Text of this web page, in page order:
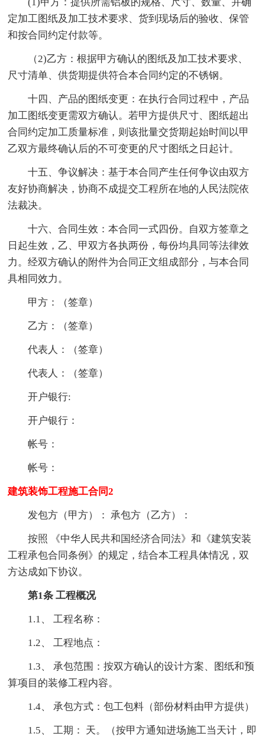
定加工图纸及加工技术要求、货到现场后的验收、保管
和按合同约定付款等。
（2)乙方：根据甲方确认的图纸及加工技术要求、
尺寸清单、供货期提供符合本合同约定的不锈钢。
十四、产品的图纸变更：在执行合同过程中，产品
加工图纸变更需双方确认。若甲方提供尺寸、图纸超出
合同约定加工质量标准，则该批量交货期起始时间以甲
乙双方最终确认后的不可变更的尺寸图纸之日起计。
十五、争议解决：基于本合同产生任何争议由双方
友好协商解决，协商不成提交工程所在地的人民法院依
法裁决。
十六、合同生效：本合同一式四份。自双方签章之
日起生效，乙、甲双方各执两份，每份均具同等法律效
力。经双方确认的附件为合同正文组成部分，与本合同
具相同效力。
甲方：（签章）
乙方：（签章）
代表人：（签章）
代表人：（签章）
开户银行:
开户银行：
帐号：
帐号：
建筑装饰工程施工合同2
发包方（甲方）： 承包方（乙方）：
按照 《中华人民共和国经济合同法》和《建筑安装
工程承包合同条例》的规定，结合本工程具体情况，双
方达成如下协议。
第1条 工程概况
1.1、 工程名称：
1.2、 工程地点：
1.3、 承包范围：按双方确认的设计方案、图纸和预
算项目的装修工程内容。
1.4、 承包方式：包工包料（部份材料由甲方提供）
1.5、 工期： 天。（按甲方通知进场施工当天计，即